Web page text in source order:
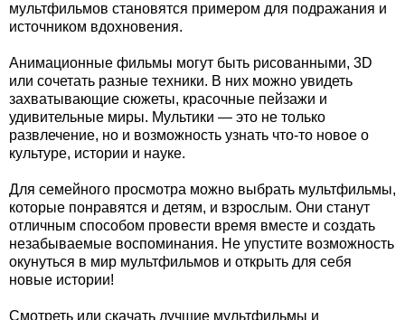
мультфильмов становятся примером для подражания и
источником вдохновения.
Анимационные фильмы могут быть рисованными, 3D
или сочетать разные техники. В них можно увидеть
захватывающие сюжеты, красочные пейзажи и
удивительные миры. Мультики — это не только
развлечение, но и возможность узнать что-то новое о
культуре, истории и науке.
Для семейного просмотра можно выбрать мультфильмы,
которые понравятся и детям, и взрослым. Они станут
отличным способом провести время вместе и создать
незабываемые воспоминания. Не упустите возможность
окунуться в мир мультфильмов и открыть для себя
новые истории!
Смотреть или скачать лучшие мультфильмы и